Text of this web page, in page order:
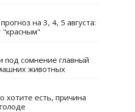
на 3, 4, 5 августа:
"красным"
под сомнение главный
животных
хотите есть, причина